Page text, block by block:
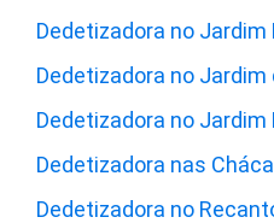
Dedetizadora no Jardim
Dedetizadora no Jardim
Dedetizadora no
Dedetizadora nas
Dedetizadora no